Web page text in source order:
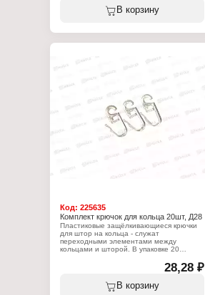
Тип товара: Комплект крючков
Вариация: к алюминиевому карнизу
В корзину
Код: 225635
Комплект крючок для кольца 20шт, Д28
Пластиковые защёлкивающиеся крючки
для штор на кольца - служат
переходными элементами между
кольцами и шторой. В упаковке 20
износостойкого пластика. Удобны и
просты в эксплуатации. Изделие
подходит для карнизных пластиковых,
металлических колец.
28,28 ₽
В корзину